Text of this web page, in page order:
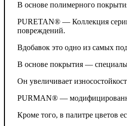
В основе полимерного
PURETAN® — Коллекция серии
повреждений.
Вдобавок это одно из самых
В основе покрытия —
Он увеличивает
PURMAN® —
Кроме того, в палитре цветов